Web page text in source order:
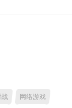
网络游戏